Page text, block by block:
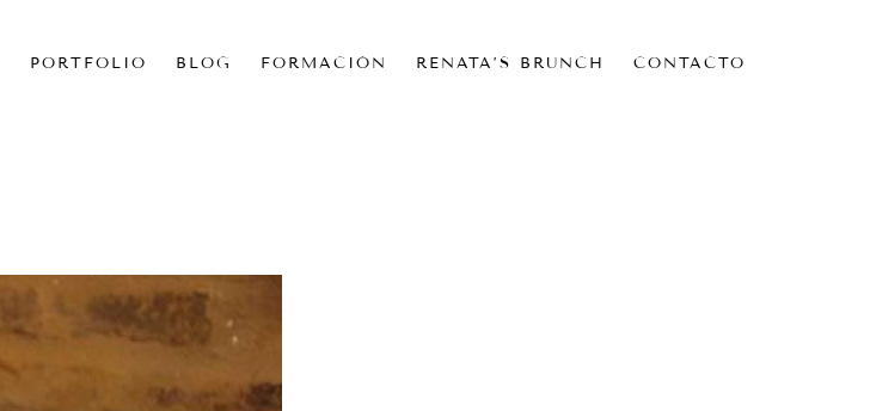
PORTFOLIO BLOG FORMACIÓN RENATA’S BRUNCH CONTACTO